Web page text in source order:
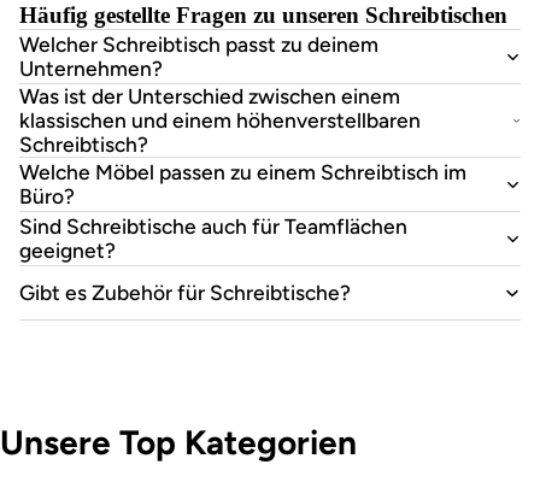
Häufig gestellte Fragen zu unseren Schreibtischen
Welcher Schreibtisch passt zu deinem
Unternehmen?
Was ist der Unterschied zwischen einem
klassischen und einem höhenverstellbaren
Schreibtisch?
Welche Möbel passen zu einem Schreibtisch im
Büro?
Sind Schreibtische auch für Teamflächen
geeignet?
Gibt es Zubehör für Schreibtische?
Unsere Top Kategorien